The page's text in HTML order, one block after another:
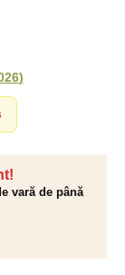
vară de până
)